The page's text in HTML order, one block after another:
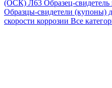
(ОСК) Л63 Образец-
Образцы-свидетели (купоны)
скорости коррозии Все